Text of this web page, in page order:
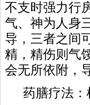
不支时强力行
气、神为人身
导，三者之间
精，精伤则气
会无所依附，
药膳疗法